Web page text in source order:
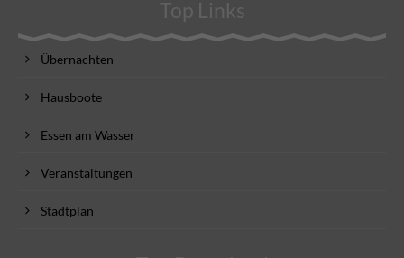
Top Links
Übernachten
Hausboote
Essen am Wasser
Veranstaltungen
Stadtplan